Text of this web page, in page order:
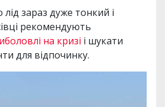
зараз дуже тонкий і
рекомендують
на кризі і шукати
для відпочинку.